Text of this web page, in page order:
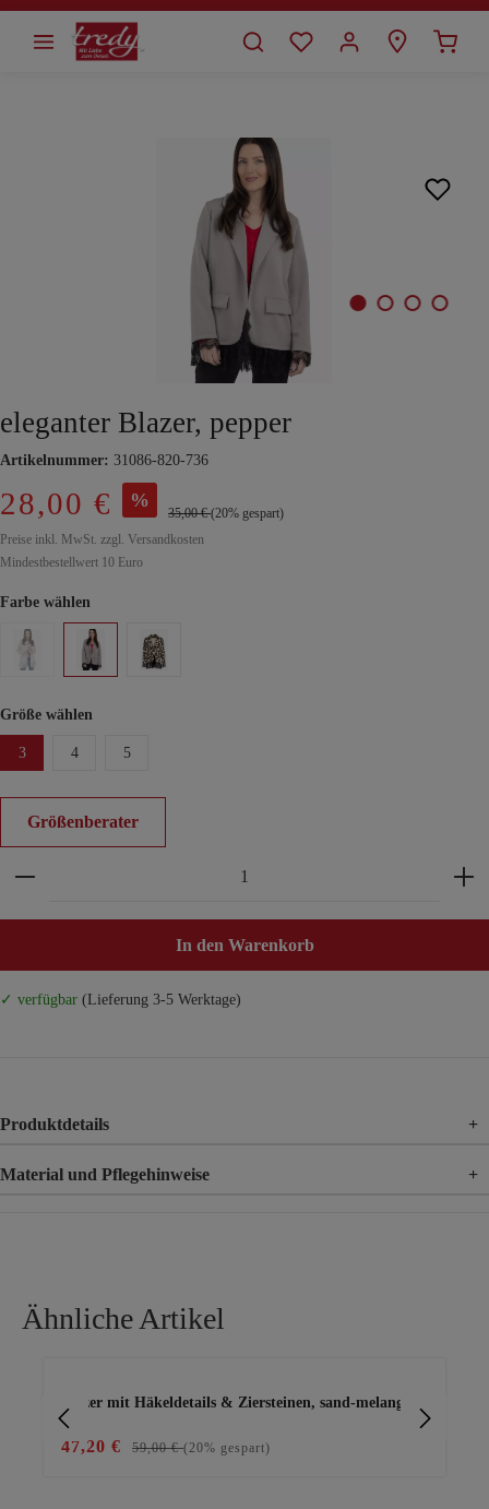
springen
eleganter Blazer, pepper
Artikelnummer: 31086-820-736
28,00 € %
35,00 €(20% gespart)
Preise inkl. MwSt. zzgl. Versandkosten
Mindestbestellwert 10 Euro
Farbe wählen
Größe wählen
3 4 5
Größenberater
Produkt Anzahl: Gib den gewünschten Wert ein
In den Warenkorb
✓ verfügbar (Lieferung 3-5 Werktage)
Produktdetails +
Material und Pflegehinweise +
Ähnliche Artikel
Blazer mit Häkeldetails & Ziersteinen, sand-melange
47,20 € 59,00 €(20% gespart)